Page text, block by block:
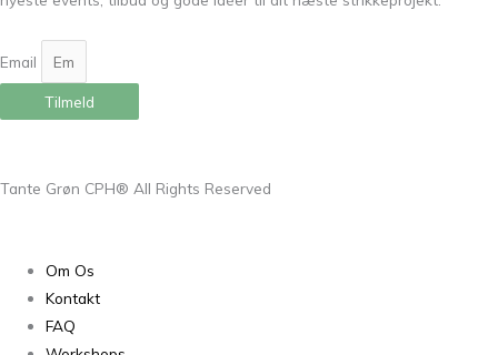
Email
Tilmeld
Tante Grøn CPH® All Rights Reserved
Om Os
Kontakt
FAQ